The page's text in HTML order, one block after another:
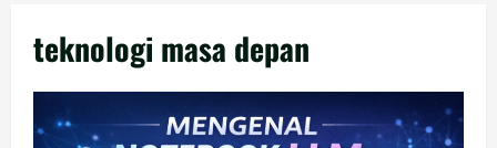
teknologi masa depan